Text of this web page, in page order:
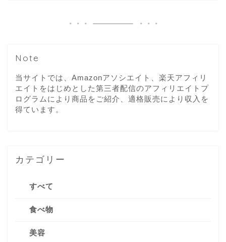
Note
当サイトでは、Amazonアソシエイト、楽天アフィリ
エイトをはじめとした第三者配信のアフィリエイトプ
ログラムにより商品をご紹介、適格販売により収入を
得ています。
カテゴリー
すべて
食べ物
美容